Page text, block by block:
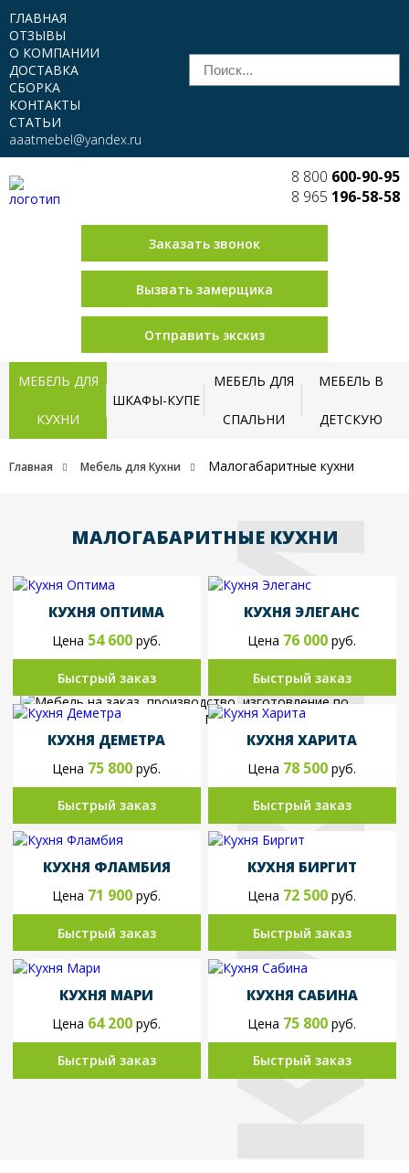
ГЛАВНАЯ
ОТЗЫВЫ
О КОМПАНИИ
ДОСТАВКА
СБОРКА
КОНТАКТЫ
СТАТЬИ
aaatmebel@yandex.ru
8 800 600-90-95
8 965 196-58-58
Заказать звонок
Вызвать замерщика
Отправить экскиз
МЕБЕЛЬ ДЛЯ
КУХНИ
ШКАФЫ-КУПЕ
МЕБЕЛЬ ДЛЯ
СПАЛЬНИ
МЕБЕЛЬ В
ДЕТСКУЮ
Главная Мебель для Кухни Малогабаритные кухни
МАЛОГАБАРИТНЫЕ КУХНИ
КУХНЯ ОПТИМА
Цена 54 600 руб.
Быстрый заказ
КУХНЯ ЭЛЕГАНС
Цена 76 000 руб.
Быстрый заказ
КУХНЯ ДЕМЕТРА
Цена 75 800 руб.
Быстрый заказ
КУХНЯ ХАРИТА
Цена 78 500 руб.
Быстрый заказ
КУХНЯ ФЛАМБИЯ
Цена 71 900 руб.
Быстрый заказ
КУХНЯ БИРГИТ
Цена 72 500 руб.
Быстрый заказ
КУХНЯ МАРИ
Цена 64 200 руб.
Быстрый заказ
КУХНЯ САБИНА
Цена 75 800 руб.
Быстрый заказ